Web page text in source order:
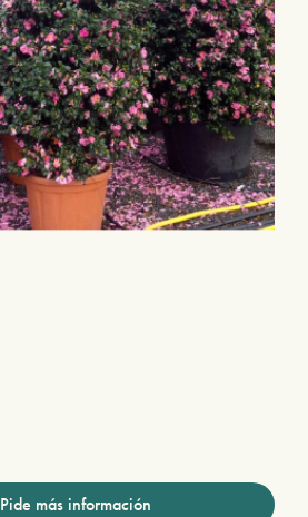
Pide más información